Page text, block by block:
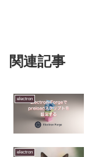
関連記事
electron
electron